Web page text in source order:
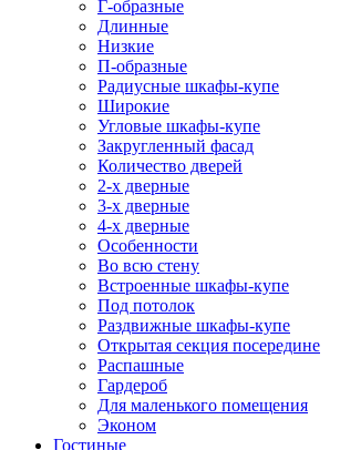
Г-образные
Длинные
Низкие
П-образные
Радиусные шкафы-купе
Широкие
Угловые шкафы-купе
Закругленный фасад
Количество дверей
2-х дверные
3-х дверные
4-х дверные
Особенности
Во всю стену
Встроенные шкафы-купе
Под потолок
Раздвижные шкафы-купе
Открытая секция посередине
Распашные
Гардероб
Для маленького помещения
Эконом
Гостиные